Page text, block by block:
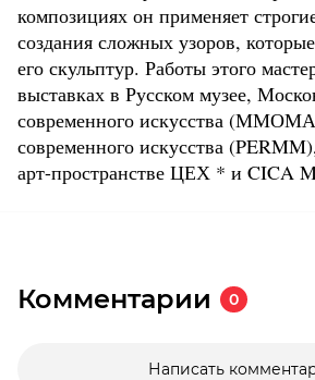
композициях он применяет
создания сложных узоров,
его скульптур. Работы этого
выставках в Русском музее,
современного искусства
современного искусства
арт-пространстве ЦЕХ * и CICA
Комментарии 0
Написать